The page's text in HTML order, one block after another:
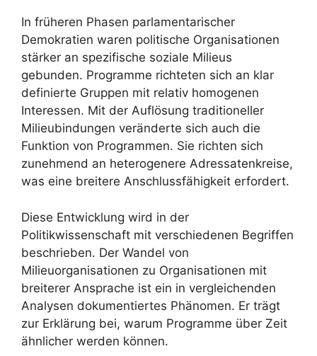
In früheren Phasen parlamentarischer
Demokratien waren politische Organisationen
stärker an spezifische soziale Milieus
gebunden. Programme richteten sich an klar
definierte Gruppen mit relativ homogenen
Interessen. Mit der Auflösung traditioneller
Milieubindungen veränderte sich auch die
Funktion von Programmen. Sie richten sich
zunehmend an heterogenere Adressatenkreise,
was eine breitere Anschlussfähigkeit erfordert.
Diese Entwicklung wird in der
Politikwissenschaft mit verschiedenen Begriffen
beschrieben. Der Wandel von
Milieuorganisationen zu Organisationen mit
breiterer Ansprache ist ein in vergleichenden
Analysen dokumentiertes Phänomen. Er trägt
zur Erklärung bei, warum Programme über Zeit
ähnlicher werden können.